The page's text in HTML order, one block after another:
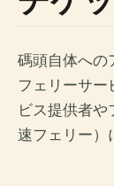
碼頭自体への
フェリーサー
ビス提供者
速フェリー）